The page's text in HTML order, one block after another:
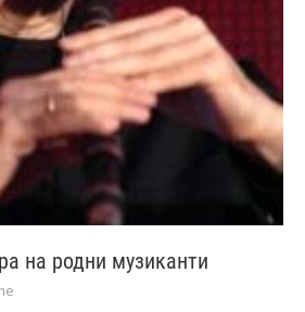
на родни музиканти